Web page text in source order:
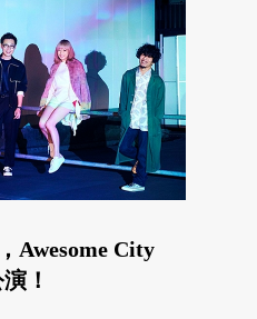
Awesome City
！